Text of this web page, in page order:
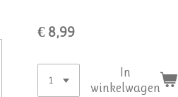
€ 8,99
In
winkelwagen